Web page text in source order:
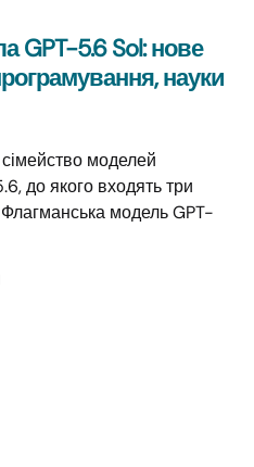
GPT-5.6 Sol: нове
науки
моделей
до якого входять три
модель GPT-